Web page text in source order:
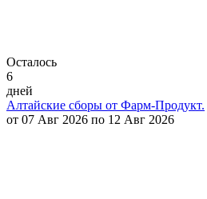
Осталось
6
дней
Алтайские сборы от Фарм-Продукт.
от 07 Авг 2026 по 12 Авг 2026